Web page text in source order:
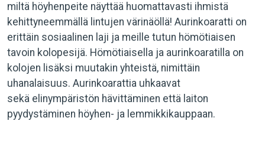
miltä höyhenpeite näyttää huomattavasti ihmistä
kehittyneemmällä lintujen värinäöllä! Aurinkoaratti on
erittäin sosiaalinen laji ja meille tutun hömötiaisen
tavoin kolopesijä. Hömötiaisella ja aurinkoaratilla on
kolojen lisäksi muutakin yhteistä, nimittäin
uhanalaisuus. Aurinkoarattia uhkaavat
sekä elinympäristön hävittäminen että laiton
pyydystäminen höyhen- ja lemmikkikauppaan.